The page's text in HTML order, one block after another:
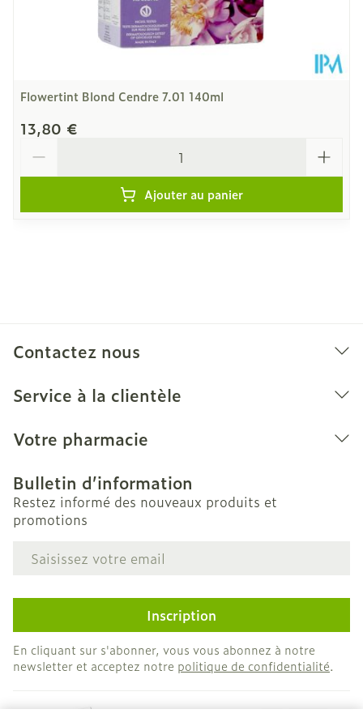
25°C)
Flowertint Blond Cendre 7.01 140ml
13,80 €
Ajouter au panier
Contactez nous
Service à la clientèle
Votre pharmacie
Bulletin d’information
Restez informé des nouveaux produits et
promotions
Adresse mail
Inscription
En cliquant sur s'abonner, vous vous abonnez à notre
newsletter et acceptez notre politique de confidentialité.